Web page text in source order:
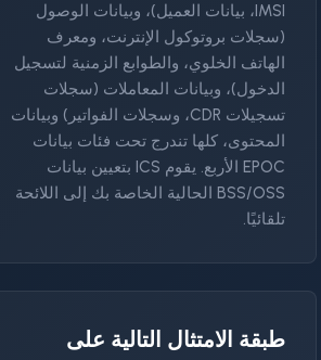
IMSI، بيانات العميل)، وبيانات الوصول
(سجلات بروتوكول الإنترنت، ومعرف
الهاتف الخلوي، والطوابع الزمنية لتسجيل
الدخول)، وبيانات المعاملات (سجلات
تسجيلات CDR، وسجلات الفواتير) وبيانات
المحتوى، كلها تندرج تحت فئات بيانات
EPOC الأربع. يقوم ICS بتعيين بيانات
BSS/OSS الحالية الخاصة بك إلى اللائحة
تلقائيًا.
طبقة الامتثال التالية على